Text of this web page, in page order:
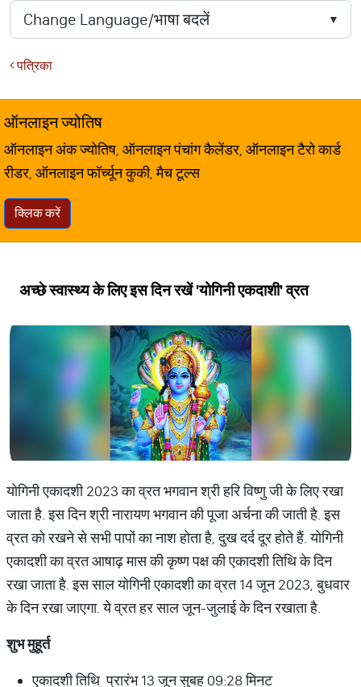
पत्रिका
ऑनलाइन ज्योतिष
ऑनलाइन अंक ज्योतिष, ऑनलाइन पंचांग कैलेंडर, ऑनलाइन टैरो कार्ड
रीडर, ऑनलाइन फॉर्च्यून कुकी, मैच टूल्स
क्लिक करें
अच्छे स्वास्थ्य के लिए इस दिन रखें 'योगिनी एकदाशी' व्रत
योगिनी एकादशी 2023 का व्रत भगवान श्री हरि विष्णु जी के लिए रखा
जाता है. इस दिन श्री नारायण भगवान की पूजा अर्चना की जाती है. इस
व्रत को रखने से सभी पापों का नाश होता है, दुख दर्द दूर होते हैं. योगिनी
एकादशी का व्रत आषाढ़ मास की कृष्ण पक्ष की एकादशी तिथि के दिन
रखा जाता है. इस साल योगिनी एकादशी का व्रत 14 जून 2023, बुधवार
के दिन रखा जाएगा. ये व्रत हर साल जून-जुलाई के दिन रखाता है.
शुभमुहूर्त
एकादशी तिथि प्रारंभ 13 जून सुबह 09:28 मिनट